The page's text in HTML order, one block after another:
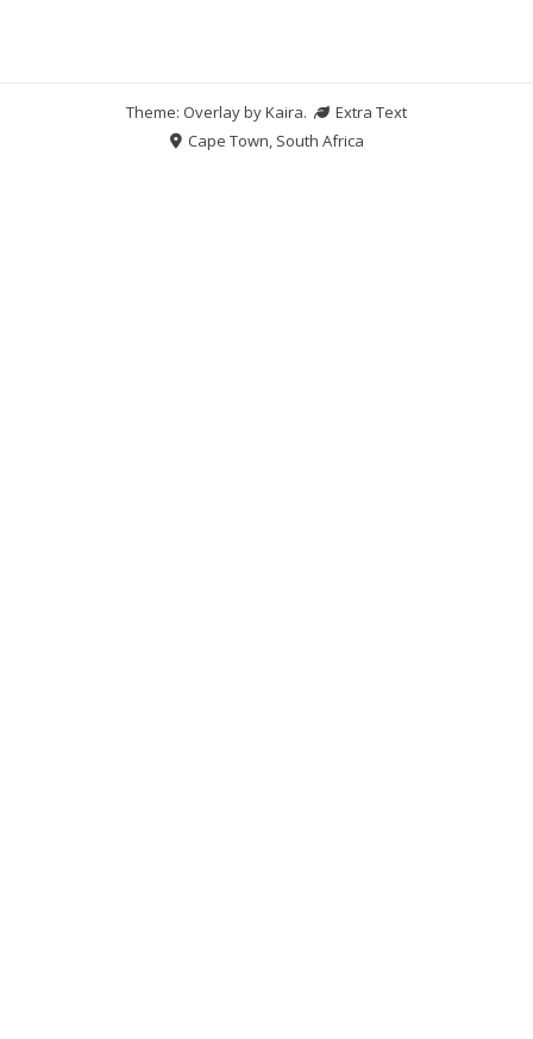
Theme: Overlay byKaira.
Extra Text
Cape Town, South Africa